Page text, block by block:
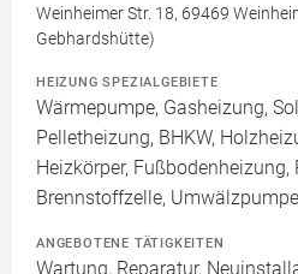
Weinheimer Str. 18, 69469
Gebhardshütte)
HEIZUNG SPEZIALGEBIETE
Wärmepumpe, Gasheizung,
Pelletheizung, BHKW,
Heizkörper,
Brennstoffzelle, Umwälzpumpe
ANGEBOTENE TÄTIGKEITEN
Wartung, Reparatur,